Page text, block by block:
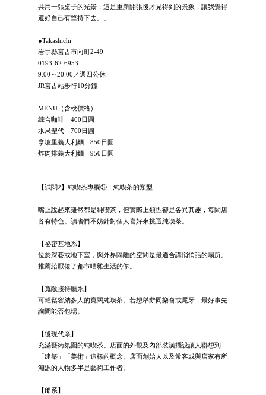
共用一張桌子的光景，這是重新開張後才見得到的景象，讓我覺得
還好自己有堅持下去。」
●Takashichi
岩手縣宮古市向町2-49
0193-62-6953
9:00～20:00／週四公休
JR宮古站步行10分鐘
MENU（含稅價格）
綜合咖啡 400日圓
水果聖代 700日圓
拿坡里義大利麵 850日圓
炸肉排義大利麵 950日圓
【試閱2】純喫茶專欄③：純喫茶的類型
嘴上說起來雖然都是純喫茶，但實際上類型卻是各異其趣，每間店
各有特色。讀者們不妨針對個人喜好來挑選純喫茶。
【祕密基地系】
位於深巷或地下室，與外界隔離的空間是最適合講悄悄話的場所。
推薦給厭倦了都市嘈雜生活的你。
【寬敞接待廳系】
可輕鬆容納多人的寬闊純喫茶。若想舉辦同樂會或尾牙，最好事先
詢問能否包場。
【後現代系】
充滿藝術氛圍的純喫茶。店面的外觀及內部裝潢擺設讓人聯想到
「建築」「美術」這樣的概念。店面創始人以及常客或與店家有所
淵源的人物多半是藝術工作者。
【船系】